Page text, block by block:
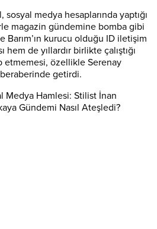
medya hesaplarında yaptığı
magazin gündemine bomba gibi
kurucu olduğu ID iletişim
hem de yıllardır birlikte çalıştığı
etmemesi, özellikle Serenay
getirdi.